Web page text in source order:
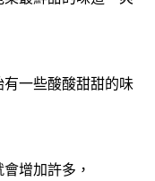
一些酸酸甜甜的味
增加許多，